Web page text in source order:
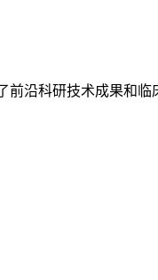
沿科研技术成果和